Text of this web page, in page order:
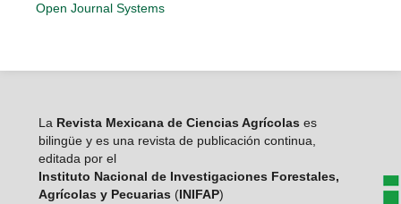
Open Journal Systems
LaRevista Mexicana de Ciencias Agrícolas es
bilingüe y es una revista de publicación continua,
editada por el
Instituto Nacional de Investigaciones Forestales,
Agrícolas y Pecuarias (INIFAP)